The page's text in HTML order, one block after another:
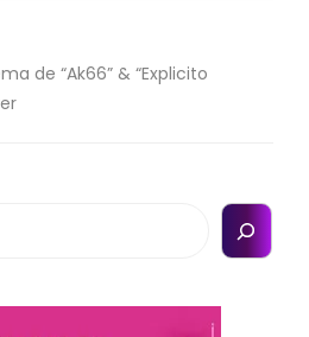
de “Ak66” & “Explicito